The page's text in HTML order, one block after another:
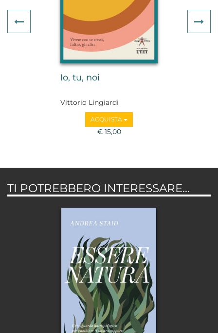
Io, tu, noi
Vittorio Lingiardi
ACQUISTA
€ 15,00
Previous
TI POTREBBERO INTERESSARE...